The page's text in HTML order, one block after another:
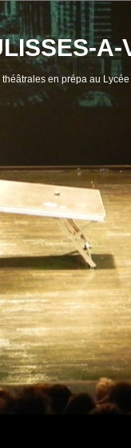
A-
théâtrales en prépa au